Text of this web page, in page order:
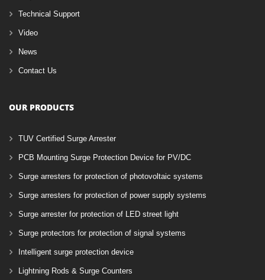
Technical Support
Video
News
Contact Us
OUR PRODUCTS
TUV Certified Surge Arrester
PCB Mounting Surge Protection Device for PV/DC
Surge arresters for protection of photovoltaic systems
Surge arresters for protection of power supply systems
Surge arrester for protection of LED street light
Surge protectors for protection of signal systems
Intelligent surge protection device
Lightning Rods & Surge Counters